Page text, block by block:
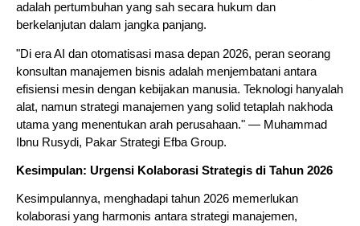
adalah pertumbuhan yang sah secara hukum dan
berkelanjutan dalam jangka panjang.
"Di era AI dan otomatisasi masa depan 2026, peran seorang
konsultan manajemen bisnis adalah menjembatani antara
efisiensi mesin dengan kebijakan manusia. Teknologi hanyalah
alat, namun strategi manajemen yang solid tetaplah nakhoda
utama yang menentukan arah perusahaan." — Muhammad
Ibnu Rusydi, Pakar Strategi Efba Group.
Kesimpulan: Urgensi Kolaborasi Strategis di Tahun 2026
Kesimpulannya, menghadapi tahun 2026 memerlukan
kolaborasi yang harmonis antara strategi manajemen,